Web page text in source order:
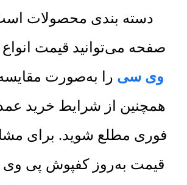
دسته بندی محصولات
صفحه می‌توانید قیمت
وی سی را به‌صورت
همچنین از شرایط خرید
فوری مطلع شوید. برای
قیمت به‌روز کفپوش پی